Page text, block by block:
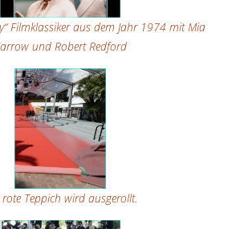
Filmklassiker aus dem Jahr 1974 mit Mia
und Robert Redford
rote Teppich wird ausgerollt.